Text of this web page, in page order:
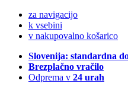
za navigacijo
k vsebini
v nakupovalno košarico
Slovenija: standardna
Brezplačno vračilo
Odprema v 24 urah